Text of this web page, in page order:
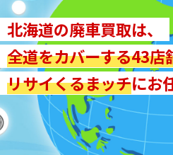
北海道の廃車買取は、
全道をカバーする43店
リサイくるまッチにお